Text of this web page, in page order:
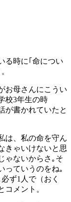
る時に｢命につい
お母さんにこうい
校3年生の時
が書かれていたと
は、私の命を守ん
きゃいけないと思
ゃないからさ｡そ
っていうのをね｡
ず1人で（おく
コメント。